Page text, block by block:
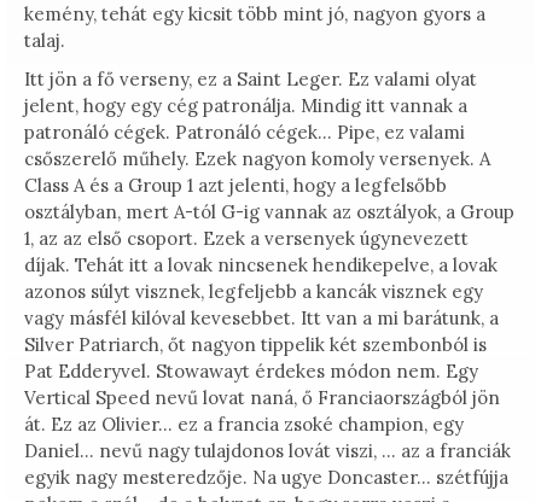
kemény, tehát egy kicsit több mint jó, nagyon gyors a
talaj.
Itt jön a fő verseny, ez a Saint Leger. Ez valami olyat
jelent, hogy egy cég patronálja. Mindig itt vannak a
patronáló cégek. Patronáló cégek… Pipe, ez valami
csőszerelő műhely. Ezek nagyon komoly versenyek. A
Class A és a Group 1 azt jelenti, hogy a legfelsőbb
osztályban, mert A-tól G-ig vannak az osztályok, a Group
1, az az első csoport. Ezek a versenyek úgynevezett
díjak. Tehát itt a lovak nincsenek hendikepelve, a lovak
azonos súlyt visznek, legfeljebb a kancák visznek egy
vagy másfél kilóval kevesebbet. Itt van a mi barátunk, a
Silver Patriarch, őt nagyon tippelik két szembonból is
Pat Edderyvel. Stowawayt érdekes módon nem. Egy
Vertical Speed nevű lovat naná, ő Franciaországból jön
át. Ez az Olivier… ez a francia zsoké champion, egy
Daniel… nevű nagy tulajdonos lovát viszi, … az a franciák
egyik nagy mesteredzője. Na ugye Doncaster… szétfújja